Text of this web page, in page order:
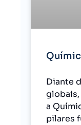
Diante
a
pilares